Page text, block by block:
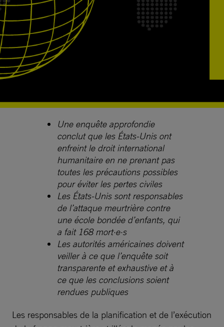
Une enquête approfondie
conclut que les États-Unis ont
enfreint le droit international
humanitaire en ne prenant pas
toutes les précautions possibles
pour éviter les pertes civiles
Les États-Unis sont responsables
de l’attaque meurtrière contre
une école bondée d’enfants, qui
a fait 168 mort·e·s
Les autorités américaines doivent
veiller à ce que l’enquête soit
transparente et exhaustive et à
ce que les conclusions soient
rendues publiques
Les responsables de la planification et de l’exécution